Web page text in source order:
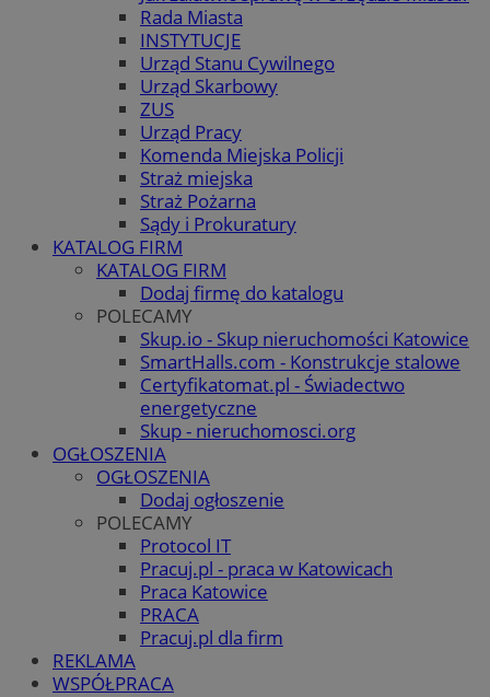
Rada Miasta
INSTYTUCJE
Urząd Stanu Cywilnego
Urząd Skarbowy
ZUS
Urząd Pracy
Komenda Miejska Policji
Straż miejska
Straż Pożarna
Sądy i Prokuratury
KATALOG FIRM
KATALOG FIRM
Dodaj firmę do katalogu
POLECAMY
Skup.io - Skup nieruchomości Katowice
SmartHalls.com - Konstrukcje stalowe
Certyfikatomat.pl - Świadectwo
energetyczne
Skup - nieruchomosci.org
OGŁOSZENIA
OGŁOSZENIA
Dodaj ogłoszenie
POLECAMY
Protocol IT
Pracuj.pl - praca w Katowicach
Praca Katowice
PRACA
Pracuj.pl dla firm
REKLAMA
WSPÓŁPRACA